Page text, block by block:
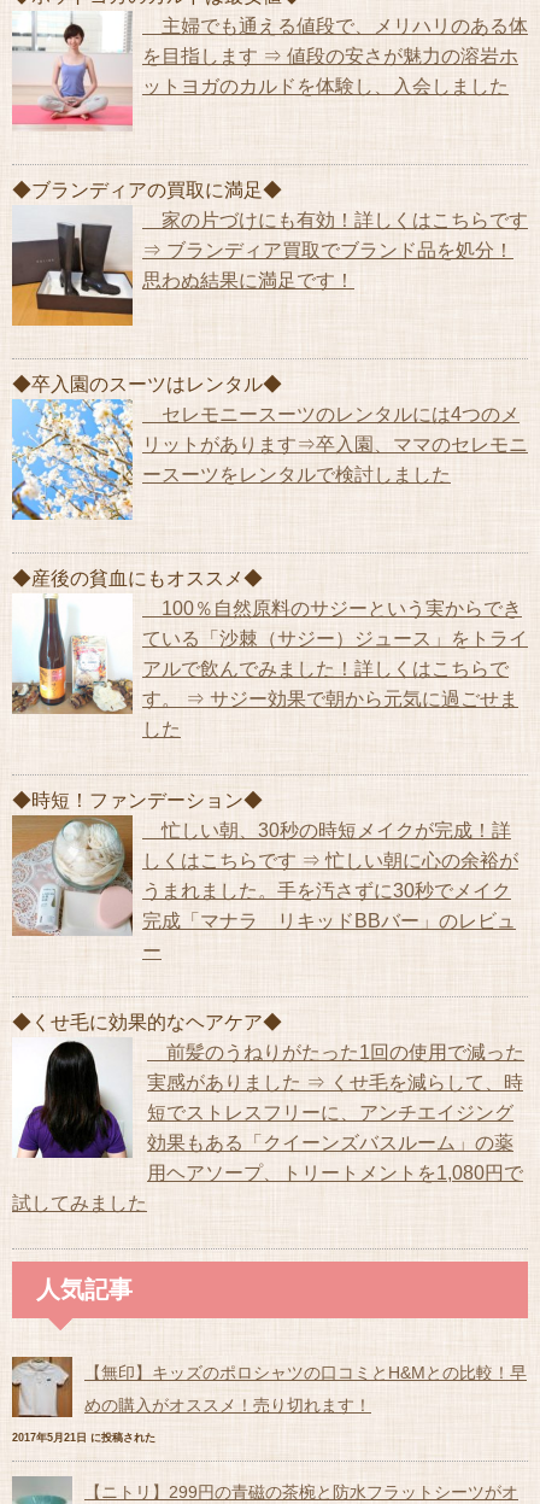
主婦でも通える値段で、メリハリのある体
を目指します ⇒ 値段の安さが魅力の溶岩ホ
ットヨガのカルドを体験し、入会しました
◆ブランディアの買取に満足◆
家の片づけにも有効！詳しくはこちらです
⇒ ブランディア買取でブランド品を処分！
思わぬ結果に満足です！
◆卒入園のスーツはレンタル◆
セレモニースーツのレンタルには4つのメ
リットがあります⇒卒入園、ママのセレモニ
ースーツをレンタルで検討しました
◆産後の貧血にもオススメ◆
100％自然原料のサジーという実からでき
ている「沙棘（サジー）ジュース」をトライ
アルで飲んでみました！詳しくはこちらで
す。 ⇒ サジー効果で朝から元気に過ごせま
した
◆時短！ファンデーション◆
忙しい朝、30秒の時短メイクが完成！詳
しくはこちらです ⇒ 忙しい朝に心の余裕が
うまれました。手を汚さずに30秒でメイク
完成「マナラ リキッドBBバー」のレビュ
ー
◆くせ毛に効果的なヘアケア◆
前髪のうねりがたった1回の使用で減った
実感がありました ⇒ くせ毛を減らして、時
短でストレスフリーに、アンチエイジング
効果もある「クイーンズバスルーム」の薬
用ヘアソープ、トリートメントを1,080円で
試してみました
人気記事
【無印】キッズのポロシャツの口コミとH&Mとの比較！早
めの購入がオススメ！売り切れます！
2017年5月21日 に投稿された
【ニトリ】299円の青磁の茶椀と防水フラットシーツがオ